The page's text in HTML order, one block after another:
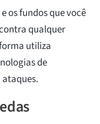
os fundos que você
qualquer
utiliza
de